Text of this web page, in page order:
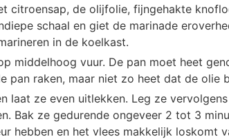
citroensap, de olijfolie, fijngehakte
schaal en giet de marinade
in de koelkast.
middelhoog vuur. De pan moet heet
pan raken, maar niet zo heet dat de olie
laat ze even uitlekken. Leg ze
Bak ze gedurende ongeveer 2 tot 3
hebben en het vlees makkelijk loskomt